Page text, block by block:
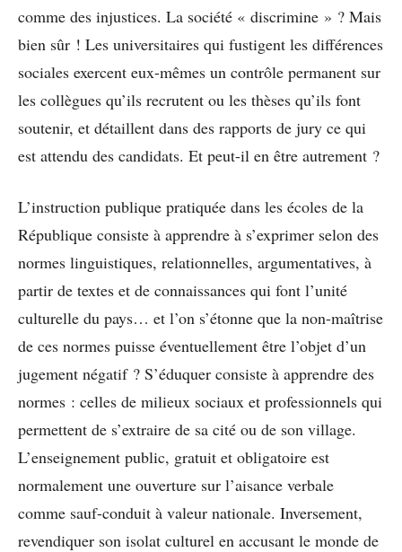
comme des injustices. La société « discrimine » ? Mais
bien sûr ! Les universitaires qui fustigent les différences
sociales exercent eux-mêmes un contrôle permanent sur
les collègues qu’ils recrutent ou les thèses qu’ils font
soutenir, et détaillent dans des rapports de jury ce qui
est attendu des candidats. Et peut-il en être autrement ?
L’instruction publique pratiquée dans les écoles de la
République consiste à apprendre à s’exprimer selon des
normes linguistiques, relationnelles, argumentatives, à
partir de textes et de connaissances qui font l’unité
culturelle du pays… et l’on s’étonne que la non-maîtrise
de ces normes puisse éventuellement être l’objet d’un
jugement négatif ? S’éduquer consiste à apprendre des
normes : celles de milieux sociaux et professionnels qui
permettent de s’extraire de sa cité ou de son village.
L’enseignement public, gratuit et obligatoire est
normalement une ouverture sur l’aisance verbale
comme sauf-conduit à valeur nationale. Inversement,
revendiquer son isolat culturel en accusant le monde de